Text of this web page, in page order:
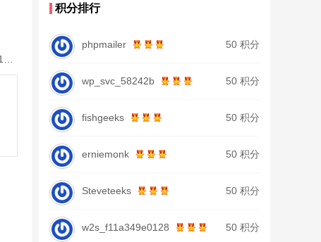
积分排行
phpmailer 50 积分
wp_svc_58242b 50 积分
fishgeeks 50 积分
erniemonk 50 积分
Steveteeks 50 积分
w2s_f11a349e0128 50 积分